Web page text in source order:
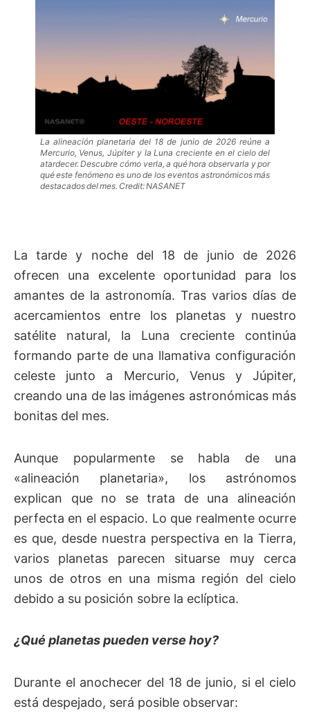
La alineación planetaria del 18 de junio de 2026 reúne a
Mercurio, Venus, Júpiter y la Luna creciente en el cielo del
atardecer. Descubre cómo verla, a qué hora observarla y por
qué este fenómeno es uno de los eventos astronómicos más
destacados del mes. Credit: NASANET
La tarde y noche del 18 de junio de 2026
ofrecen una excelente oportunidad para los
amantes de la astronomía. Tras varios días de
acercamientos entre los planetas y nuestro
satélite natural, la Luna creciente continúa
formando parte de una llamativa configuración
celeste junto a Mercurio, Venus y Júpiter,
creando una de las imágenes astronómicas más
bonitas del mes.
Aunque popularmente se habla de una
«alineación planetaria», los astrónomos
explican que no se trata de una alineación
perfecta en el espacio. Lo que realmente ocurre
es que, desde nuestra perspectiva en la Tierra,
varios planetas parecen situarse muy cerca
unos de otros en una misma región del cielo
debido a su posición sobre la eclíptica.
¿Qué planetas pueden verse hoy?
Durante el anochecer del 18 de junio, si el cielo
está despejado, será posible observar: